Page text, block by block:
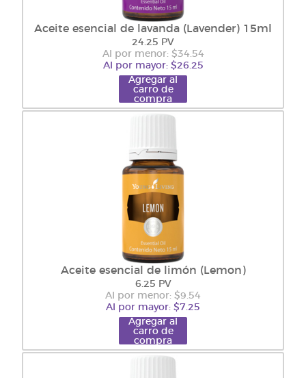
Aceite esencial de lavanda (Lavender) 15ml
24.25 PV
Al por menor: $34.54
Al por mayor: $26.25
Agregar al
carro de
compra
Aceite esencial de limón (Lemon)
6.25 PV
Al por menor: $9.54
Al por mayor: $7.25
Agregar al
carro de
compra